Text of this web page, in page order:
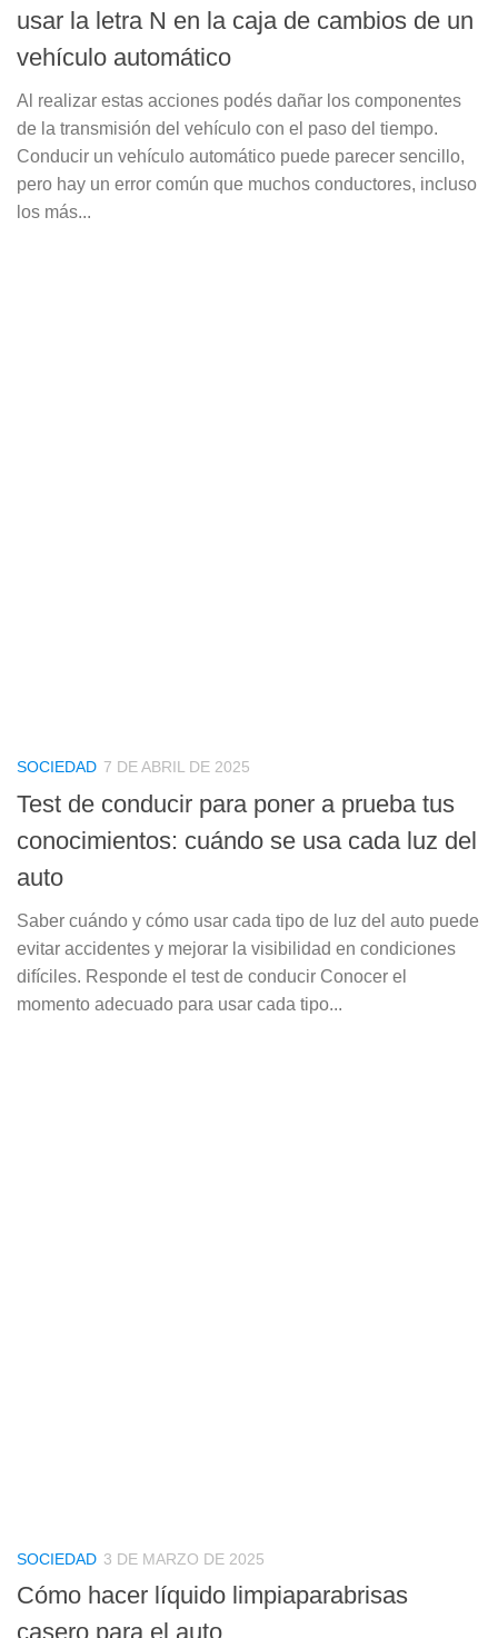
usar la letra N en la caja de cambios de un
vehículo automático
Al realizar estas acciones podés dañar los componentes
de la transmisión del vehículo con el paso del tiempo.
Conducir un vehículo automático puede parecer sencillo,
pero hay un error común que muchos conductores, incluso
los más...
SOCIEDAD 7 DE ABRIL DE 2025
Test de conducir para poner a prueba tus
conocimientos: cuándo se usa cada luz del
auto
Saber cuándo y cómo usar cada tipo de luz del auto puede
evitar accidentes y mejorar la visibilidad en condiciones
difíciles. Responde el test de conducir Conocer el
momento adecuado para usar cada tipo...
SOCIEDAD 3 DE MARZO DE 2025
Cómo hacer líquido limpiaparabrisas
casero para el auto